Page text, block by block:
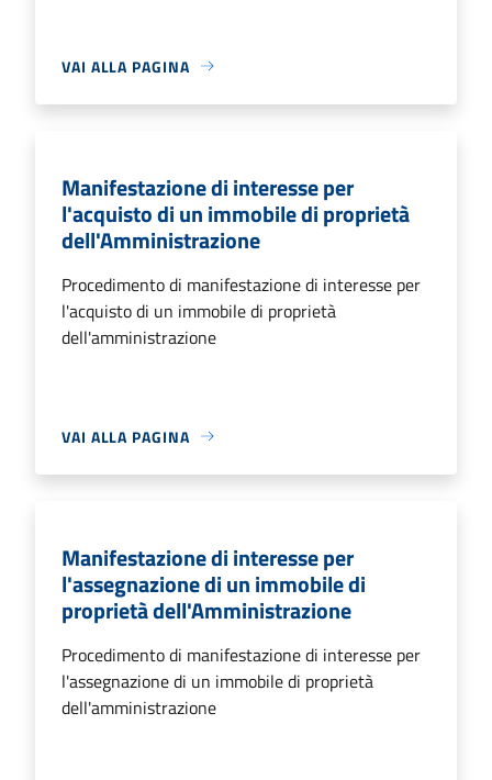
VAI ALLA PAGINA
Manifestazione di interesse per
l'acquisto di un immobile di proprietà
dell'Amministrazione
Procedimento di manifestazione di interesse per
l'acquisto di un immobile di proprietà
dell'amministrazione
VAI ALLA PAGINA
Manifestazione di interesse per
l'assegnazione di un immobile di
proprietà dell'Amministrazione
Procedimento di manifestazione di interesse per
l'assegnazione di un immobile di proprietà
dell'amministrazione